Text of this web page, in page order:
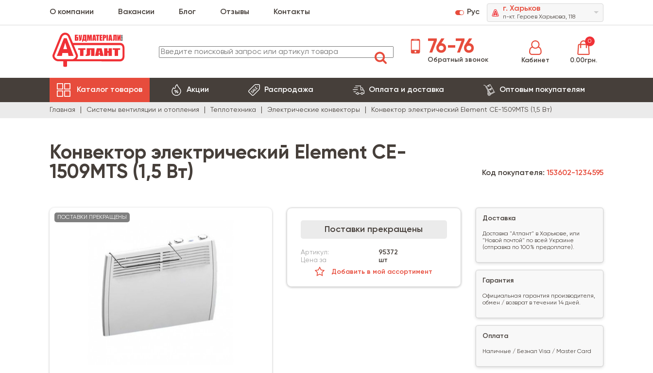
О компании Вакансии Блог Отзывы Контакты Рус г. Харьков
п-кт. Героев Харькова, 118
76-76
Обратный звонок Кабинет
0
0.00грн.
Каталог товаров Акции Распродажа Оплата и доставка Оптовым покупателям
Главная Системы вентиляции и отопления Теплотехника Электрические конвекторы Конвектор электрический Element CE-1509MTS (1,5 Вт)
Конвектор электрический Element CE-
1509MTS (1,5 Вт)
ПОСТАВКИ ПРЕКРАЩЕНЫ
Поставки прекращены
Артикул:
95372
Цена за
шт
Добавить в мой ассортимент
Код покупателя: 153602-1234595
Доставка
Доставка "Атлант" в Харькове, или
"Новой почтой" по всей Украине
(отправка по 100% предоплате).
Гарантия
Официальная гарантия производителя,
обмен / возврат в течении 14 дней.
Оплата
Наличные / Безнал Visa / Master Card